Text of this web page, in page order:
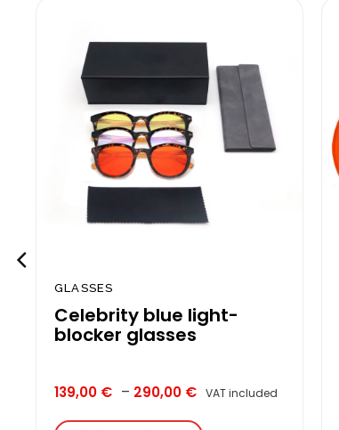
wishlist
GLASSES
Celebrity blue light-
blocker glasses
139,00 € – 290,00 € Price
VAT included